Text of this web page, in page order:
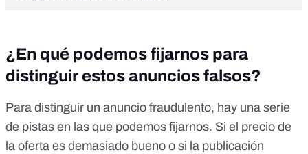
¿En qué podemos fijarnos para
distinguir estos anuncios falsos?
Para distinguir un anuncio fraudulento, hay una serie
de pistas en las que podemos fijarnos. Si el precio de
la oferta es demasiado bueno o si la publicación